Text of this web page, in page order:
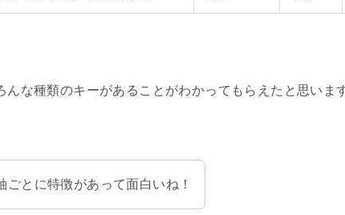
んな種類のキーがあることがわかってもらえたと思いま
ごとに特徴があって面白いね！